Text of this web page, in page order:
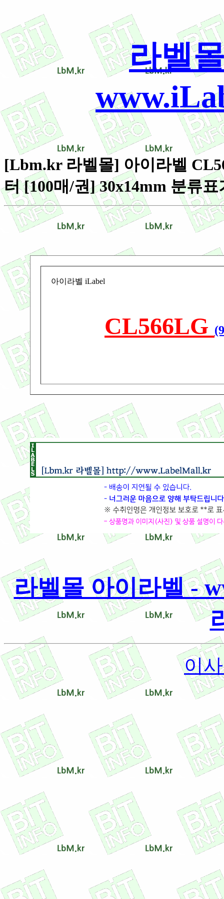
라벨
[Lbm.kr 라벨몰] 아이라벨
터 [100매/권] 30x14mm 분류
아이라벨 iLabel
CL566LG
라벨몰 아이라벨 -
이